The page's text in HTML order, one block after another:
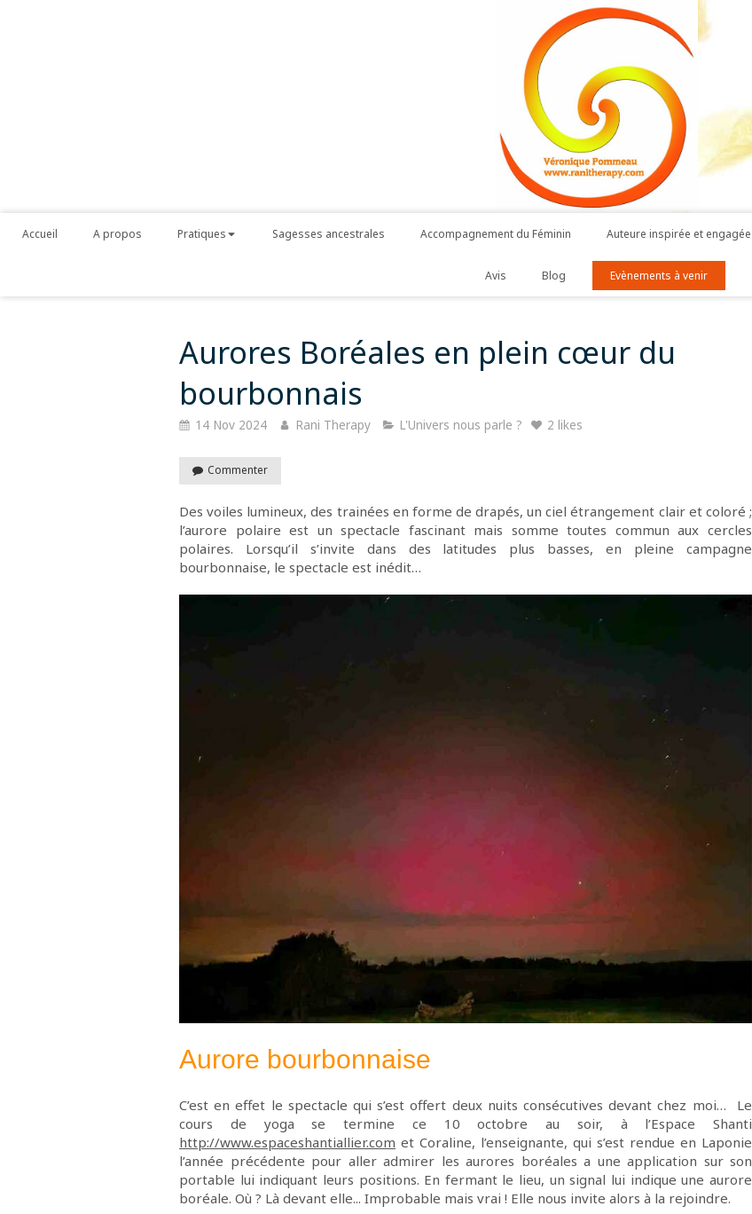
Accueil A propos Pratiques Sagesses ancestrales Accompagnement du Féminin Auteure inspirée et engagée
Avis Blog Evènements à venir
Aurores Boréales en plein cœur du
bourbonnais
14 Nov 2024 Rani Therapy L'Univers nous parle ? 2 likes
Commenter
Des voiles lumineux, des trainées en forme de drapés, un ciel étrangement clair et coloré ;
l’aurore polaire est un spectacle fascinant mais somme toutes commun aux cercles
polaires. Lorsqu’il s’invite dans des latitudes plus basses, en pleine campagne
bourbonnaise, le spectacle est inédit…
Aurore bourbonnaise
C’est en effet le spectacle qui s’est offert deux nuits consécutives devant chez moi… Le
cours de yoga se termine ce 10 octobre au soir, à l’Espace Shanti
http://www.espaceshantiallier.com et Coraline, l’enseignante, qui s’est rendue en Laponie
l’année précédente pour aller admirer les aurores boréales a une application sur son
portable lui indiquant leurs positions. En fermant le lieu, un signal lui indique une aurore
boréale. Où ? Là devant elle... Improbable mais vrai ! Elle nous invite alors à la rejoindre.